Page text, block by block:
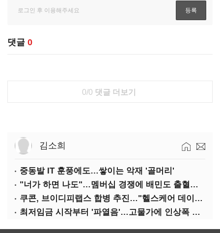
댓글 0
0/0 댓글 더보기
김소희
중동발 IT 훈풍에도…쌓이는 악재 '골머리'
"너가 하면 나도"…멤버십 경쟁에 배민도 출혈경쟁
쿠콘, 브이디피랩스 합병 추진…"헬스케어 데이터 플랫폼 확대"
최저임금 시작부터 '파열음'…고물가에 인상폭 갈등